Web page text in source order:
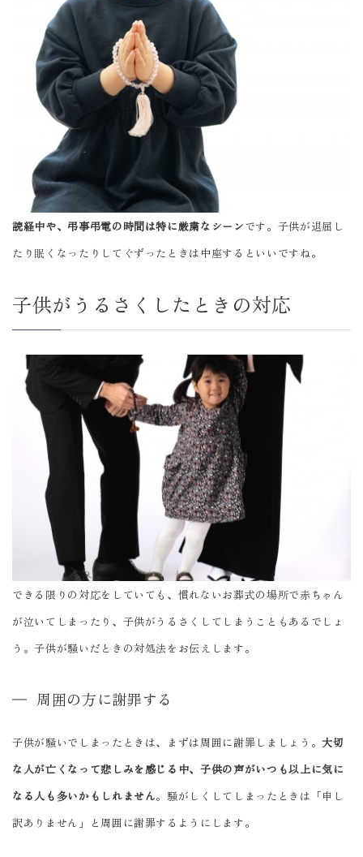
読経中や、弔事弔電の時間は特に厳粛なシーンです。子供が退屈し
たり眠くなったりしてぐずったときは中座するといいですね。
子供がうるさくしたときの対応
できる限りの対応をしていても、慣れないお葬式の場所で赤ちゃん
が泣いてしまったり、子供がうるさくしてしまうこともあるでしょ
う。子供が騒いだときの対処法をお伝えします。
周囲の方に謝罪する
子供が騒いでしまったときは、まずは周囲に謝罪しましょう。大切
な人が亡くなって悲しみを感じる中、子供の声がいつも以上に気に
なる人も多いかもしれません。騒がしくしてしまったときは「申し
訳ありません」と周囲に謝罪するようにします。